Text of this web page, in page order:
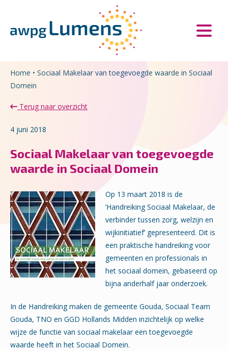
Home • Sociaal Makelaar van toegevoegde waarde in Sociaal
Domein
Terug naar overzicht
4 juni 2018
Sociaal Makelaar van toegevoegde
waarde in Sociaal Domein
Op 13 maart 2018 is de
‘Handreiking Sociaal Makelaar, de
verbinder tussen zorg, welzijn en
wijkinitiatief’ gepresenteerd. Dit is
een praktische handreiking voor
gemeenten en professionals in
het sociaal domein, gebaseerd op
bijna anderhalf jaar onderzoek.
In de Handreiking maken de gemeente Gouda, Sociaal Team
Gouda, TNO en GGD Hollands Midden inzichtelijk op welke
wijze de functie van sociaal makelaar een toegevoegde
waarde heeft in het Sociaal Domein.